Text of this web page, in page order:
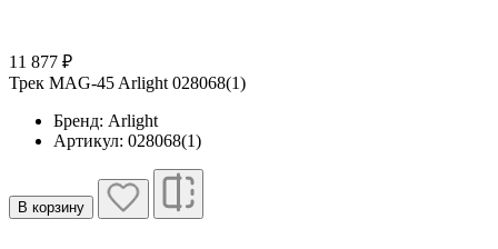
11 877 ₽
Трек MAG-45 Arlight 028068(1)
Бренд: Arlight
Артикул: 028068(1)
В корзину